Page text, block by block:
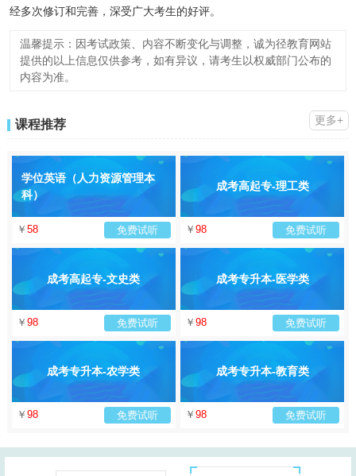
经多次修订和完善，深受广大考生的好评。
温馨提示：因考试政策、内容不断变化与调整，诚为径教育网站
提供的以上信息仅供参考，如有异议，请考生以权威部门公布的
内容为准。
课程推荐 更多+
学位英语（人力资源管理本
科）
￥ 58 免费试听
成考高起专-理工类
￥ 98 免费试听
成考高起专-文史类
￥ 98 免费试听
成考专升本-医学类
￥ 98 免费试听
成考专升本-农学类
￥ 98 免费试听
成考专升本-教育类
￥ 98 免费试听